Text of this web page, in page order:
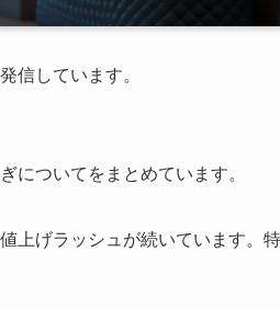
信しています。
についてをまとめています。
上げラッシュが続いています。